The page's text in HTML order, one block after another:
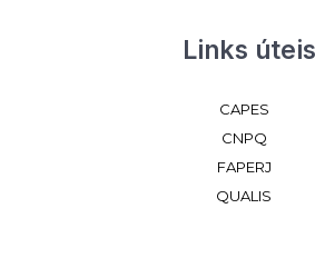
Links úteis
CAPES
CNPQ
FAPERJ
QUALIS